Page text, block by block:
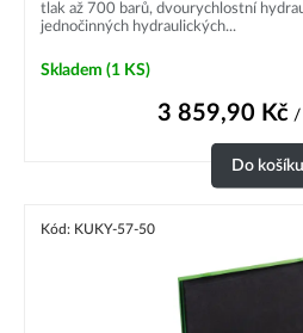
tlak až 700 barů, dvourychlostní
jednočinných hydraulických...
Skladem (1 KS)
3 859,90 Kč/
Do košíku
Kód: KUKY-57-50